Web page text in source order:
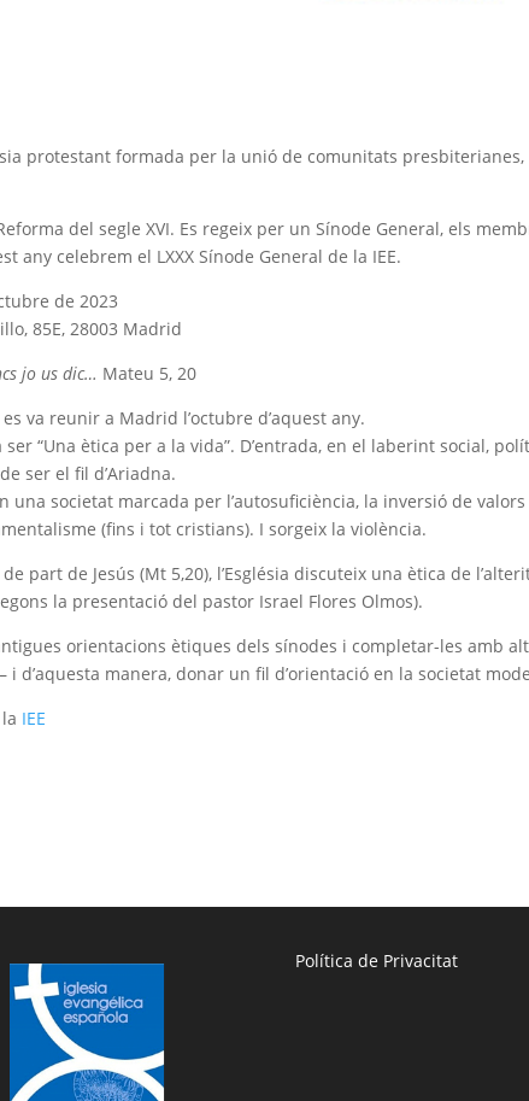
protestant formada per la unió de comunitats presbiterianes,
del segle XVI. Es regeix per un Sínode General, els
celebrem el LXXX Sínode General de la IEE.
de 2023
85E, 28003 Madrid
jo us dic… Mateu 5, 20
va reunir a Madrid l’octubre d’aquest any.
“Una ètica per a la vida”. D’entrada, en el laberint social,
ser el fil d’Ariadna.
una societat marcada per l’autosuficiència, la inversió de
(fins i tot cristians). I sorgeix la violència.
part de Jesús (Mt 5,20), l’Església discuteix una ètica de
la presentació del pastor Israel Flores Olmos).
orientacions ètiques dels sínodes i completar-les amb
d’aquesta manera, donar un fil d’orientació en la societat
IEE
Política de Privacitat